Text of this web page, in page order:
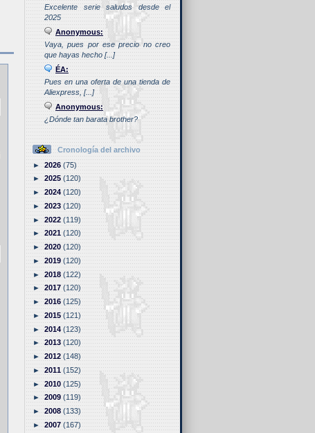
Excelente serie saludos desde el
2025
Anonymous:
Vaya, pues por ese precio no creo
que hayas hecho [...]
ÉA:
Pues en una oferta de una tienda de
Aliexpress, [...]
Anonymous:
¿Dónde tan barata brother?
Cronología del archivo
►2026(75)
►2025(120)
►2024(120)
►2023(120)
►2022(119)
►2021(120)
►2020(120)
►2019(120)
►2018(122)
►2017(120)
►2016(125)
►2015(121)
►2014(123)
►2013(120)
►2012(148)
►2011(152)
►2010(125)
►2009(119)
►2008(133)
►2007(167)